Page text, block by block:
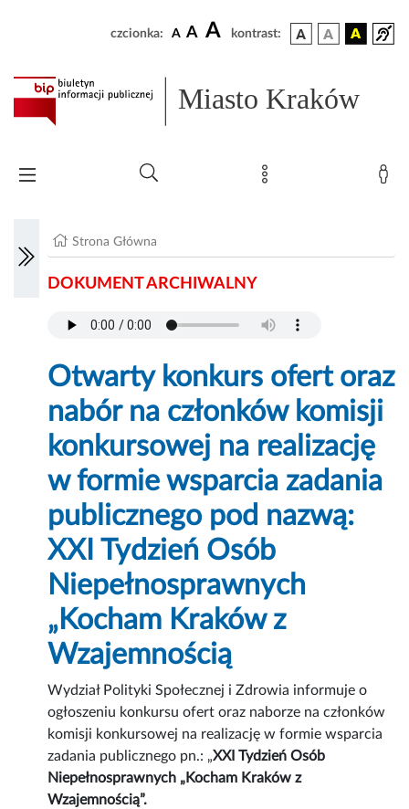
czcionka: A A A kontrast:
Miasto Kraków
Strona Główna
DOKUMENT ARCHIWALNY
Otwarty konkurs ofert oraz
nabór na członków komisji
konkursowej na realizację
w formie wsparcia zadania
publicznego pod nazwą:
XXI Tydzień Osób
Niepełnosprawnych
„Kocham Kraków z
Wzajemnością
Wydział Polityki Społecznej i Zdrowia informuje o
ogłoszeniu konkursu ofert oraz naborze na członków
komisji konkursowej na realizację w formie wsparcia
zadania publicznego pn.: „XXI Tydzień Osób
Niepełnosprawnych „Kocham Kraków z
Wzajemnością”.